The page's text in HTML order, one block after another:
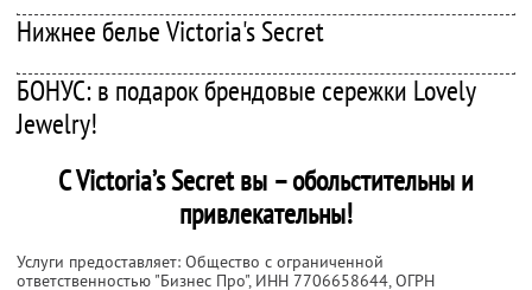
Нижнее белье Victoria's Secret
БОНУС: в подарок брендовые сережки Lovely
Jewelry!
С Victoria’s Secret вы – обольстительны и
привлекательны!
Услуги предоставляет: Общество с ограниченной
ответственностью "Бизнес Про", ИНН 7706658644, ОГРН